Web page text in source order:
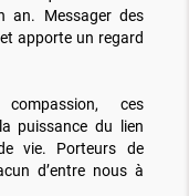
an. Messager des
apporte un regard
ces
puissance du lien
vie. Porteurs de
d’entre nous à